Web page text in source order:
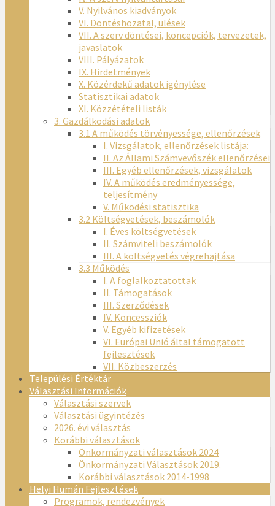
V. Nyilvános kiadványok
VI. Döntéshozatal, ülések
VII. A szerv döntései, koncepciók, tervezetek,
javaslatok
VIII. Pályázatok
IX. Hirdetmények
X. Közérdekű adatok igénylése
Statisztikai adatok
XI. Közzétételi listák
3. Gazdálkodási adatok
3.1 A működés törvényessége, ellenőrzések
I. Vizsgálatok, ellenőrzések listája:
II. Az Állami Számvevőszék ellenőrzései
III. Egyéb ellenőrzések, vizsgálatok
IV. A működés eredményessége,
teljesítmény
V. Működési statisztika
3.2 Költségvetések, beszámolók
I. Éves költségvetések
II. Számviteli beszámolók
III. A költségvetés végrehajtása
3.3 Működés
I. A foglalkoztatottak
II. Támogatások
III. Szerződések
IV. Koncessziók
V. Egyéb kifizetések
VI. Európai Unió által támogatott
fejlesztések
VII. Közbeszerzés
Települési Értéktár
Választási Információk
Választási szervek
Választási ügyintézés
2026. évi választás
Korábbi választások
Önkormányzati választások 2024
Önkormányzati Választások 2019.
Korábbi választások 2014-1998
Helyi Humán Fejlesztések
Programok, rendezvények